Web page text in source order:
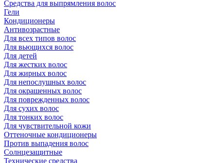
Средства для выпрямления волос
Гели
Кондиционеры
Антивозрастные
Для всех типов волос
Для вьющихся волос
Для детей
Для жестких волос
Для жирных волос
Для непослушных волос
Для окрашенных волос
Для поврежденных волос
Для сухих волос
Для тонких волос
Для чувствительной кожи
Оттеночные кондиционеры
Против выпадения волос
Солнцезащитные
Технические средства